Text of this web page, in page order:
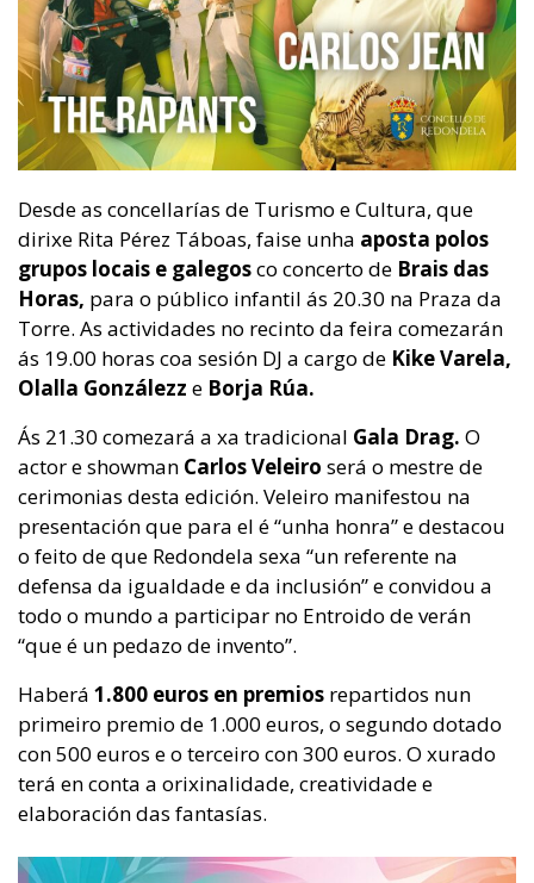
Desde as concellarías de Turismo e Cultura, que
dirixe Rita Pérez Táboas, faise unha aposta polos
grupos locais e galegosco concerto de Brais das
Horas, para o público infantil ás 20.30 na Praza da
Torre. As actividades no recinto da feira comezarán
ás 19.00 horas coa sesión DJ a cargo de Kike Varela,
Olalla Gonzálezz e Borja Rúa.
Ás 21.30 comezará a xa tradicional Gala Drag. O
actor e showman Carlos Veleiro será o mestre de
cerimonias desta edición. Veleiro manifestou na
presentación que para el é “unha honra” e destacou
o feito de que Redondela sexa “un referente na
defensa da igualdade e da inclusión” e convidou a
todo o mundo a participar no Entroido de verán
“que é un pedazo de invento”.
Haberá 1.800 euros en premios repartidos nun
primeiro premio de 1.000 euros, o segundo dotado
con 500 euros e o terceiro con 300 euros. O xurado
terá en conta a orixinalidade, creatividade e
elaboración das fantasías.